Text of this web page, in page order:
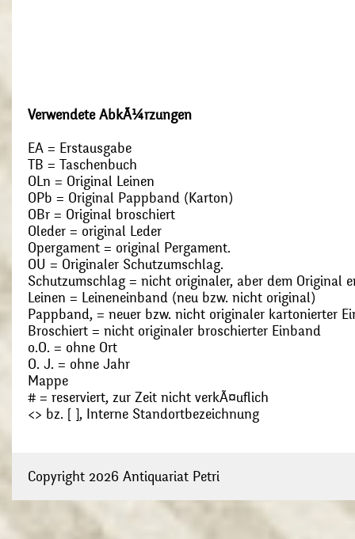
Verwendete AbkÃ¼rzungen
EA = Erstausgabe
TB = Taschenbuch
OLn = Original Leinen
OPb = Original Pappband (Karton)
OBr = Original broschiert
Oleder = original Leder
Opergament = original Pergament.
OU = Originaler Schutzumschlag.
Schutzumschlag = nicht originaler, aber dem Original
Leinen = Leineneinband (neu bzw. nicht original)
Pappband, = neuer bzw. nicht originaler kartonierter
Broschiert = nicht originaler broschierter Einband
o.O. = ohne Ort
O. J. = ohne Jahr
Mappe
# = reserviert, zur Zeit nicht verkÃ¤uflich
<> bz. [ ], Interne Standortbezeichnung
Copyright 2026 Antiquariat Petri